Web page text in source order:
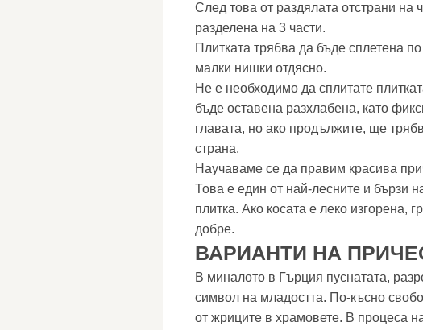
След това от раздялата отстрани на
разделена на 3 части.
Плитката трябва да бъде сплетена
малки нишки отдясно.
Не е необходимо да сплитате
бъде оставена разхлабена, като
главата, но ако продължите, ще
страна.
Научаваме се да правим красива
Това е един от най-лесните и бързи
плитка. Ако косата е леко изгорена,
добре.
ВАРИАНТИ НА
В миналото в Гърция пуснатата,
символ на младостта. По-късно
от жриците в храмовете. В процеса